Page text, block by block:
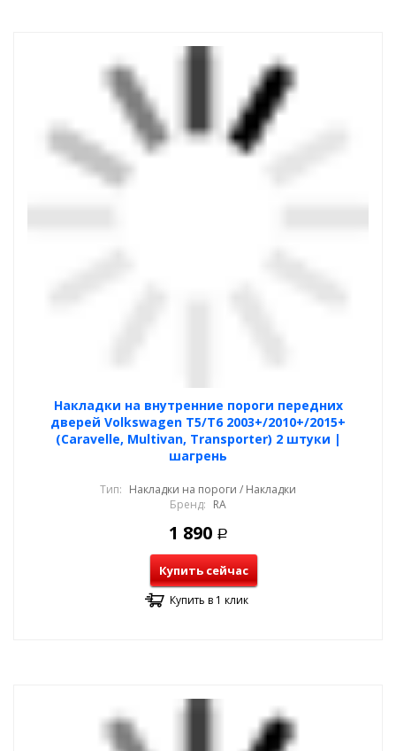
Накладки на внутренние пороги передних
дверей Volkswagen T5/T6 2003+/2010+/2015+
(Caravelle, Multivan, Transporter) 2 штуки |
шагрень
Тип: Накладки на пороги / Накладки
Бренд: RA
1 890 Р
Купить сейчас
Купить в 1 клик